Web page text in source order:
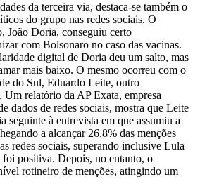
da terceira via, destaca-se também o
do grupo nas redes sociais. O
João Doria, conseguiu certo
com Bolsonaro no caso das vacinas.
digital de Doria deu um salto, mas
mais baixo. O mesmo ocorreu com o
do Sul, Eduardo Leite, outro
relatório da AP Exata, empresa
dados de redes sociais, mostra que Leite
seguinte à entrevista em que assumiu a
a alcançar 26,8% das menções
redes sociais, superando inclusive Lula
positiva. Depois, no entanto, o
rotineiro de menções, atingindo um